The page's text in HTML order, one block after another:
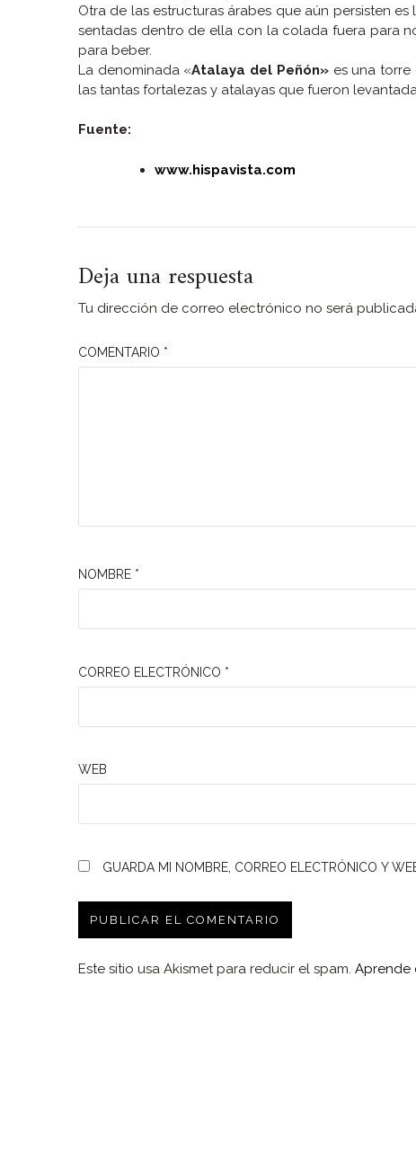
Otra de las estructuras árabes que aún persisten es
sentadas dentro de ella con la colada fuera para
para beber.
La denominada «Atalaya del Peñón»es una torre
las tantas fortalezas y atalayas que fueron
Fuente:
www.hispavista.com
Deja una respuesta
Tu dirección de correo electrónico no será
COMENTARIO *
NOMBRE *
CORREO ELECTRÓNICO *
WEB
GUARDA MI NOMBRE, CORREO ELECTRÓNICO Y
Este sitio usa Akismet para reducir el spam. Aprende